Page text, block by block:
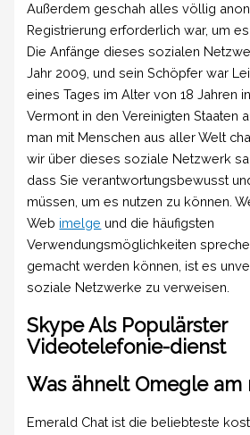
Außerdem geschah alles völlig
Registrierung erforderlich war, um
Die Anfänge dieses sozialen
Jahr 2009, und sein Schöpfer war
eines Tages im Alter von 18 Jahren
Vermont in den Vereinigten Staaten
man mit Menschen aus aller Welt
wir über dieses soziale Netzwerk
dass Sie verantwortungsbewusst
müssen, um es nutzen zu können.
Web imelge und die häufigsten
Verwendungsmöglichkeiten
gemacht werden können, ist es
soziale Netzwerke zu verweisen.
Skype Als Populärster
Videotelefonie-dienst
Was ähnelt Omegle am
Emerald Chat ist die beliebteste